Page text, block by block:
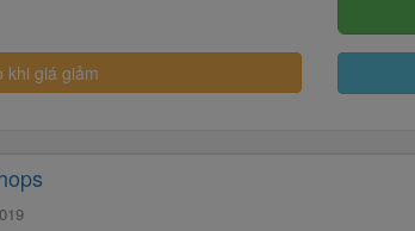
khi giá giảm